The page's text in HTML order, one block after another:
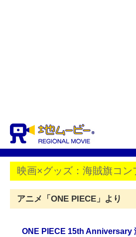
映画×グッズ：海賊旗コ
アニメ「ONE PIECE」より
ONE PIECE 15th Anniversary